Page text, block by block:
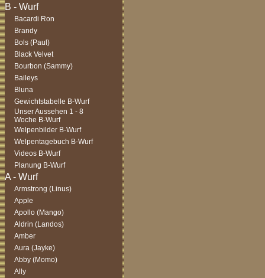
Bacardi Ron
Brandy
Bols (Paul)
Black Velvet
Bourbon (Sammy)
Baileys
Bluna
Gewichtstabelle B-Wurf
Unser Aussehen 1 - 8
Woche B-Wurf
Welpenbilder B-Wurf
Welpentagebuch B-Wurf
Videos B-Wurf
Planung B-Wurf
Armstrong (Linus)
Apple
Apollo (Mango)
Aldrin (Landos)
Amber
Aura (Jayke)
Abby (Momo)
Ally